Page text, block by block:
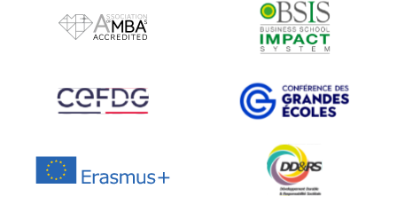
IMAGE
IMAGE
IMAGE
IMAGE IMAGE